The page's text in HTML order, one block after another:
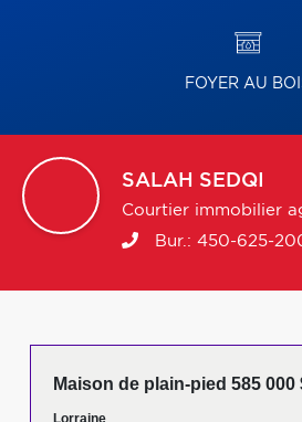
FOYER AU
SALAH SEDQI
Courtier immobilier
Bur.: 450-625-
Maison de plain-pied 585 000
Lorraine